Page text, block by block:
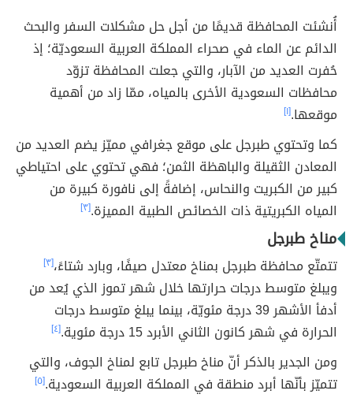
أُنشئت المحافظة قديمًا من أجل حل مشكلات السفر والبحث
الدائم عن الماء في صحراء المملكة العربية السعوديّة؛ إذ
حُفرت العديد من الآبار، والتي جعلت المحافظة تزوّد
محافظات السعودية الأخرى بالمياه، ممّا زاد من أهمية
موقعها.[١]
كما وتحتوي طبرجل على موقع جغرافي مميّز يضم العديد من
المعادن الثقيلة والباهظة الثمن؛ فهي تحتوي على احتياطي
كبير من الكبريت والنحاس، إضافةً إلى نافورة كبيرة من
المياه الكبريتية ذات الخصائص الطبية المميزة.[٣]
مناخ طبرجل
تتمتّع محافظة طبرجل بمناخ معتدل صيفًا، وبارد شتاءً،[٣]
ويبلغ متوسط درجات حرارتها خلال شهر تموز الذي يُعد من
أدفأ الأشهر 39 درجة مئويّة، بينما يبلغ متوسط درجات
الحرارة في شهر كانون الثاني الأبرد 15 درجة مئوية.
[٤]
ومن الجدير بالذكر أنّ مناخ طبرجل تابع لمناخ الجوف، والتي
تتميّز بأنّها أبرد منطقة في المملكة العربية السعودية.[٥]